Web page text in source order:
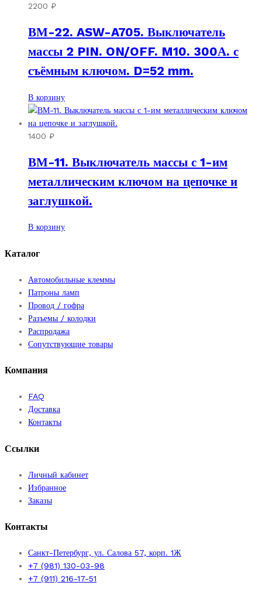
2200 ₽
ВМ-22. ASW-A705. Выключатель
массы 2 PIN. ON/OFF. M10. 300А. с
съёмным ключом. D=52 mm.
В корзину
1400 ₽
ВМ-11. Выключатель массы с 1-им
металлическим ключом на цепочке и
заглушкой.
В корзину
Каталог
Автомобильные клеммы
Патроны ламп
Провод / гофра
Разъемы / колодки
Распродажа
Сопутствующие товары
Компания
FAQ
Доставка
Контакты
Ссылки
Личный кабинет
Избранное
Заказы
Контакты
Санкт-Петербург, ул. Салова 57, корп. 1Ж
+7 (981) 130-03-98
+7 (911) 216-17-51